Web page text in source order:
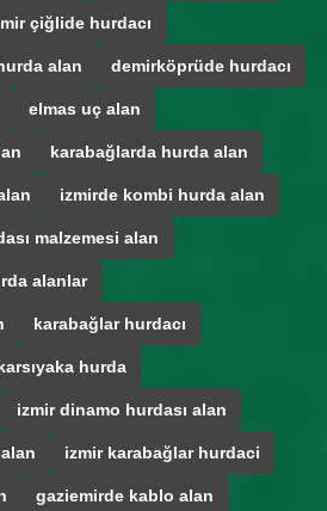
çiğlide hurdacı
alan demirköprüde hurdacı
elmas uç alan
karabağlarda hurda alan
izmirde kombi hurda alan
malzemesi alan
alanlar
karabağlar hurdacı
hurda
izmir dinamo hurdası alan
izmir karabağlar hurdaci
gaziemirde kablo alan